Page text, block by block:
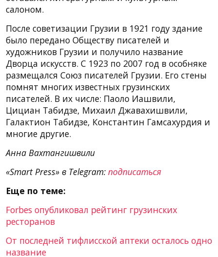
салоном.
После советизации Грузии в 1921 году здание
было передано Обществу писателей и
художников Грузии и получило название
Дворца искусств. С 1923 по 2007 год в особняке
размещался Союз писателей Грузии. Его стены
помнят многих известных грузинских
писателей. В их числе: Паоло Иашвили,
Цициан Табидзе, Михаил Джавахишвили,
Галактион Табидзе, Константин Гамсахурдия и
многие другие.
Анна Вахтангишвили
«Smart Press» в Telegram: подписаться
Еще по теме:
Forbes опубликовал рейтинг грузинских
ресторанов
От последней тифлисской аптеки осталось одно
название